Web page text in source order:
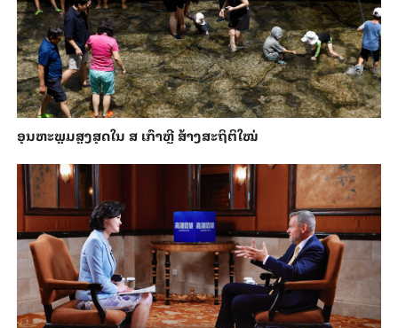
ອຸນ​ຫະ​ພູມ​ສູງ​ສຸດ​​ໃນ ສ ເກົາຫຼີ ສ້າງ​ສະ​ຖິ​ຕິ​ໃໝ່